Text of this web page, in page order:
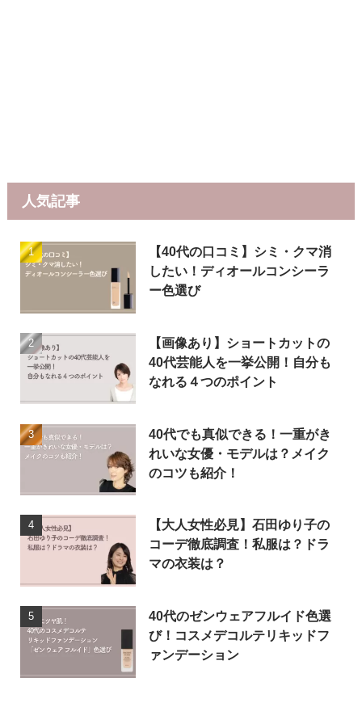
人気記事
【40代の口コミ】シミ・クマ消
したい！ディオールコンシーラ
ー色選び
【画像あり】ショートカットの
40代芸能人を一挙公開！自分も
なれる４つのポイント
40代でも真似できる！一重がき
れいな女優・モデルは？メイク
のコツも紹介！
【大人女性必見】石田ゆり子の
コーデ徹底調査！私服は？ドラ
マの衣装は？
40代のゼンウェアフルイド色選
び！コスメデコルテリキッドフ
ァンデーション